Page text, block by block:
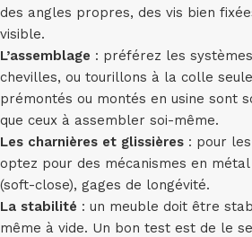
des angles propres, des vis bien
visible.
L’assemblage : préférez les
chevilles, ou tourillons à la colle
prémontés ou montés en usine sont
que ceux à assembler soi-même.
Les charnières et glissières : pour
optez pour des mécanismes en
(soft-close), gages de longévité.
La stabilité : un meuble doit être
même à vide. Un bon test est de le